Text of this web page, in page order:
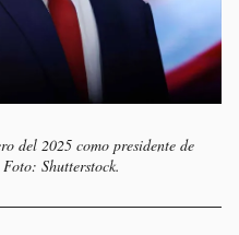
del 2025 como presidente de
Shutterstock.